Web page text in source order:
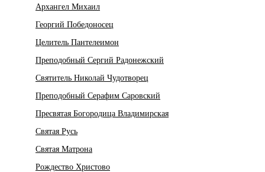
Архангел Михаил
Георгий Победоносец
Целитель Пантелеимон
Преподобный Сергий Радонежский
Святитель Николай Чудотворец
Преподобный Серафим Саровский
Пресвятая Богородица Владимирская
Святая Русь
Святая Матрона
Рождество Христово